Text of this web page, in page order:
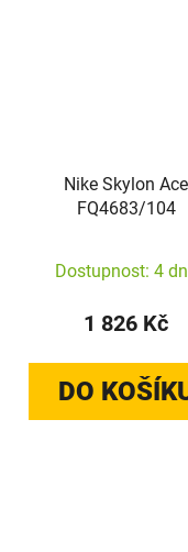
Nike Skylon Ace
FQ4683/104
Dostupnost: 4
1 826 Kč
DO